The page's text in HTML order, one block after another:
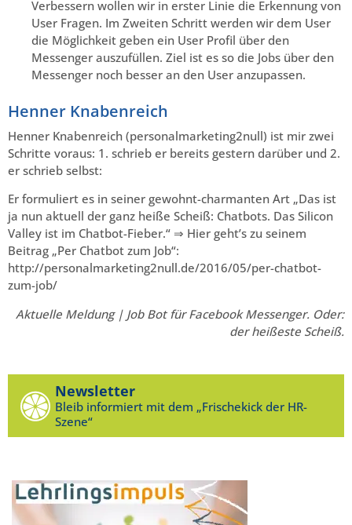
Verbessern wollen wir in erster Linie die Erkennung von
User Fragen. Im Zweiten Schritt werden wir dem User
die Möglichkeit geben ein User Profil über den
Messenger auszufüllen. Ziel ist es so die Jobs über den
Messenger noch besser an den User anzupassen.
Henner Knabenreich
Henner Knabenreich (personalmarketing2null) ist mir zwei
Schritte voraus: 1. schrieb er bereits gestern darüber und 2.
er schrieb selbst:
Er formuliert es in seiner gewohnt-charmanten Art „Das ist
ja nun aktuell der ganz heiße Scheiß: Chatbots. Das Silicon
Valley ist im Chatbot-Fieber.“ ⇒ Hier geht’s zu seinem
Beitrag „Per Chatbot zum Job“:
http://personalmarketing2null.de/2016/05/per-chatbot-
zum-job/
Aktuelle Meldung | Job Bot für Facebook Messenger. Oder:
der heißeste Scheiß.
Newsletter
Bleib informiert mit dem „Frischekick der HR-
Szene“